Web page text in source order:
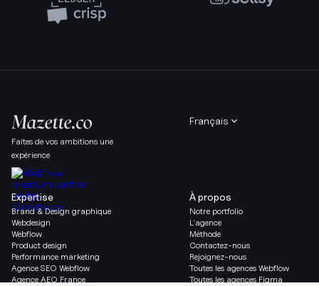
Faites de vos ambitions une
expérience
Français
À propos
Notre portfolio
L’agence
Méthode
Contactez-nous
Rejoignez-nous
Toutes les agences Webflow
Toutes les agences Figma
Expertise
Brand & Design graphique
Webdesign
Webflow
Product design
Performance marketing
Agence SEO Webflow
Agence AEO France